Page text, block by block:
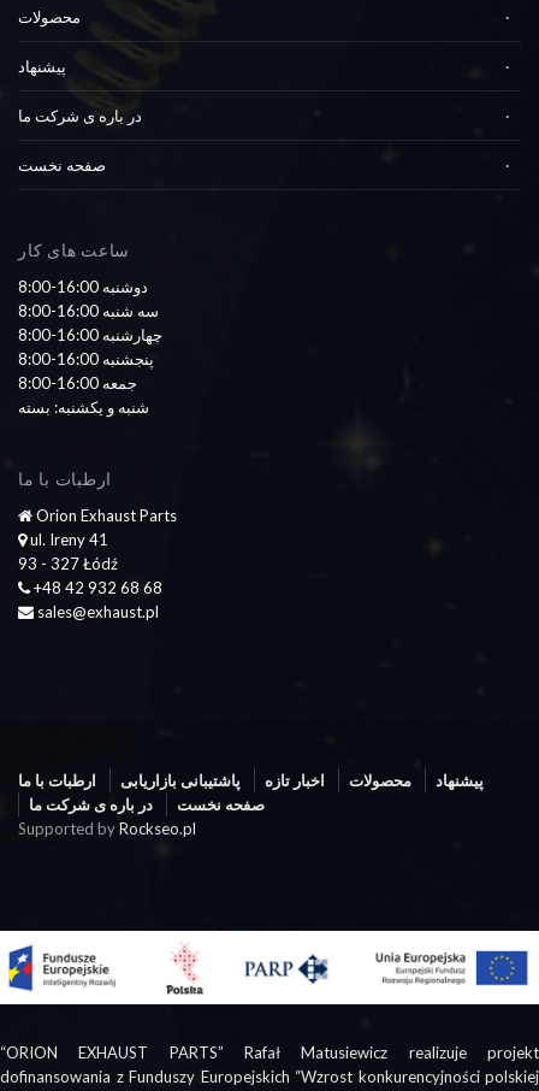
محصولات
پیشنهاد
در باره ی شرکت ما
صفحه نخست
ساعت های کار
8:00-16:00 دوشنبه
8:00-16:00 سه شنبه
8:00-16:00 چهارشنبه
8:00-16:00 پنجشنبه
8:00-16:00 جمعه
شنبه و یکشنبه: بسته
ارطبات با ما
Orion Exhaust Parts
ul. Ireny 41
93 - 327 Łódź
+48 42 932 68 68
sales@exhaust.pl
ارطبات با ما پاشتیبانی بازاریابی اخبار تازه محصولات
پیشنهاد
در باره ی شرکت ما
صفحه نخست
Supported byRockseo.pl
“ORION EXHAUST PARTS” Rafał Matusiewicz realizuje projekt
dofinansowania z Funduszy Europejskich “Wzrost konkurencyjności polskiej